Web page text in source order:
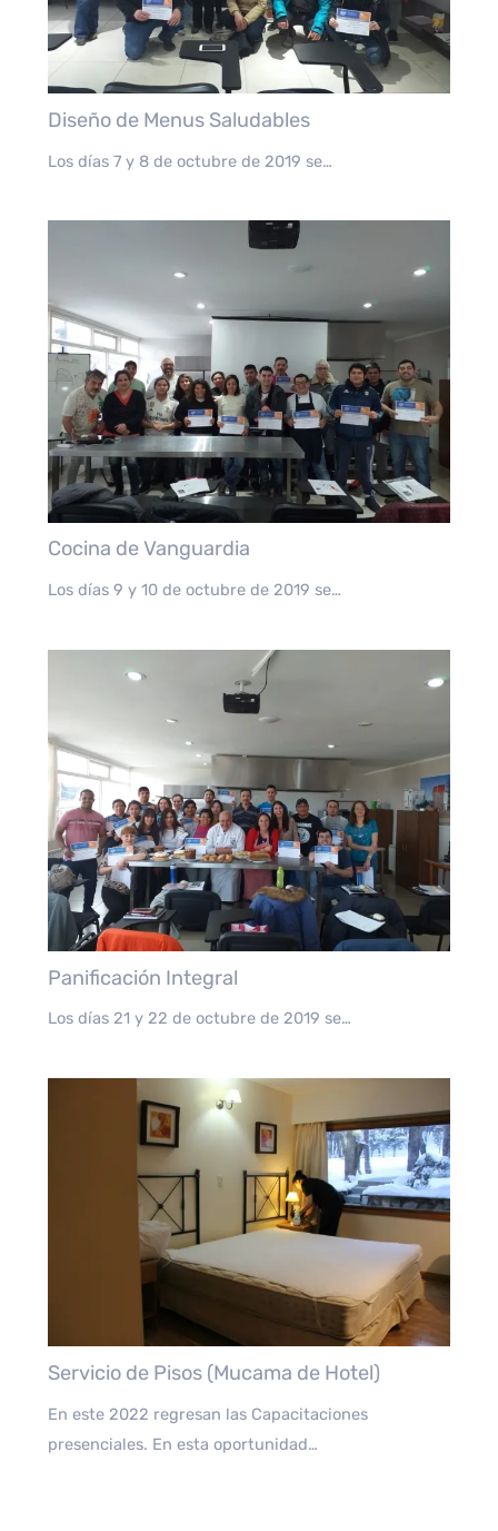
Diseño de Menus Saludables
Los días 7 y 8 de octubre de 2019 se…
Cocina de Vanguardia
Los días 9 y 10 de octubre de 2019 se…
Panificación Integral
Los días 21 y 22 de octubre de 2019 se…
Servicio de Pisos (Mucama de Hotel)
En este 2022 regresan las Capacitaciones
presenciales. En esta oportunidad…